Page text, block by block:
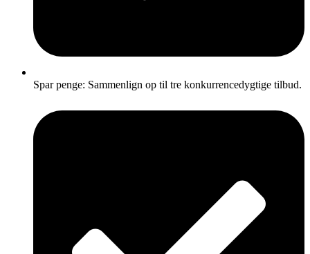
Spar penge: Sammenlign op til tre konkurrencedygtige tilbud.